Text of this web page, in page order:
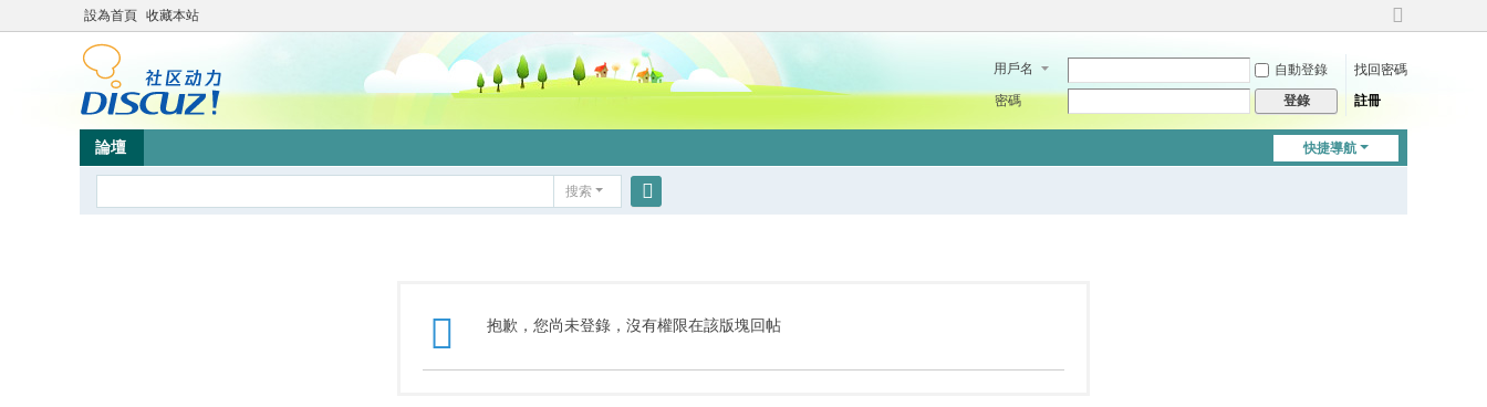
設為首頁 收藏本站
切
到
用戶名 自動登錄
找回密碼
密碼
登錄 註冊
快捷導航
論壇
搜索
抱歉，您尚未登錄，沒有權限在該版塊回帖